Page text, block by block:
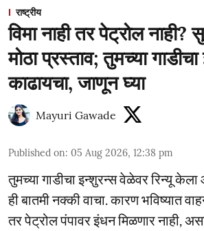
राष्ट्रीय
विमा नाही तर पेट्रोल नाही?
मोठा प्रस्ताव; तुमच्या
काढायचा, जाणून घ्या
Mayuri Gawade
Published on: 05 Aug 2026, 12:38 pm
तुमच्या गाडीचा इन्शुरन्स वेळेवर रिन्यू
ही बातमी नक्की वाचा. कारण भविष्यात
तर पेट्रोल पंपावर इंधन मिळणार नाही,